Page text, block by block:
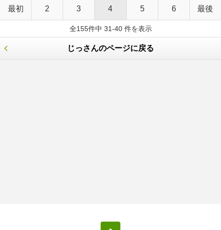
最初 2 3 4 5 6 最後
全155件中 31-40 件を表示
じっさんのページに戻る